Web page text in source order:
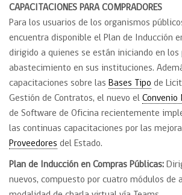
CAPACITACIONES PARA COMPRADORES
Para los usuarios de los organismos
encuentra disponible el Plan de Inducción
dirigido a quienes se están iniciando en los
abastecimiento en sus instituciones.
capacitaciones sobre las Bases Tipo de
Gestión de Contratos, el nuevo el Convenio
de Software de Oficina recientemente
las continuas capacitaciones por las
Proveedores del Estado.
Plan de Inducción en Compras Públicas:
nuevos, compuesto por cuatro módulos de